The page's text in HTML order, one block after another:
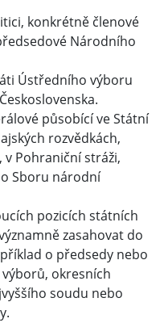
konkrétně členové
Národního
Ústředního výboru
působící ve Státní
rozvědkách,
Pohraniční stráži,
Sboru národní
pozicích státních
zasahovat do
o předsedy nebo
okresních
soudu nebo